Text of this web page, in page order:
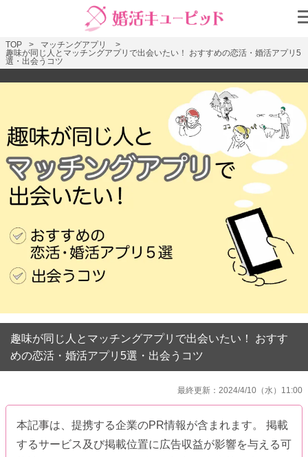
TOP
マッチングアプリ
趣味が同じ人とマッチングアプリで出会いたい！ おすすめの恋活・婚活アプリ5
選・出会うコツ
趣味が同じ人とマッチングアプリで出会いたい！ おすす
めの恋活・婚活アプリ5選・出会うコツ
最終更新：2024/4/10（水）11:00
本記事は、提携する企業のPR情報が含まれます。 掲載
するサービス及び掲載位置に広告収益が影響を与える可